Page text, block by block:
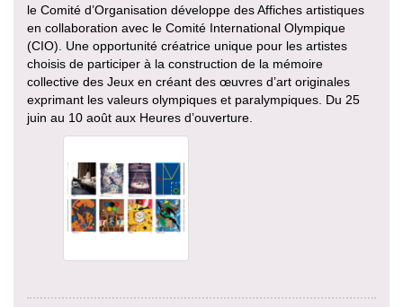
le Comité d’Organisation développe des Affiches artistiques
en collaboration avec le Comité International Olympique
(CIO). Une opportunité créatrice unique pour les artistes
choisis de participer à la construction de la mémoire
collective des Jeux en créant des œuvres d’art originales
exprimant les valeurs olympiques et paralympiques. Du 25
juin au 10 août aux Heures d’ouverture.